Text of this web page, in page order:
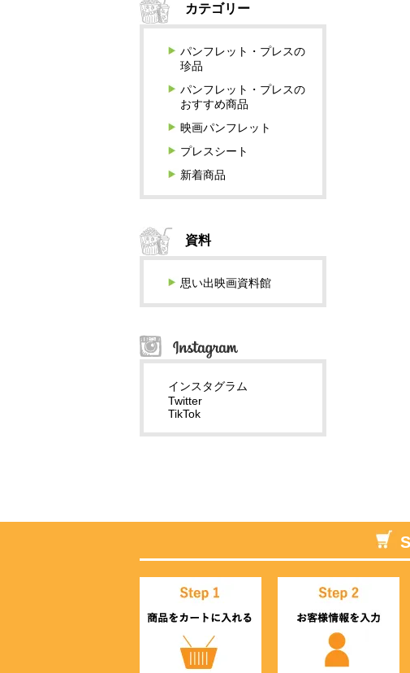
カテゴリー
パンフレット・プレスの
珍品
パンフレット・プレスの
おすすめ商品
映画パンフレット
プレスシート
新着商品
資料
思い出映画資料館
インスタグラム
Twitter
TikTok